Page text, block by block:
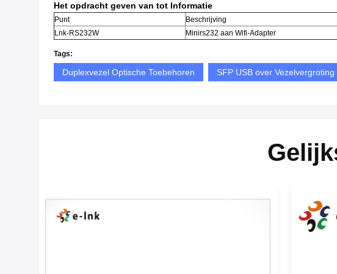
Het opdracht geven van tot Informatie
Punt
Beschrijving
Lnk-RS232W
Minirs232 aan Wifi-Adapter
Tags:
Duplexvezel Optische Toebehoren SFP USB over Vezelvergroting